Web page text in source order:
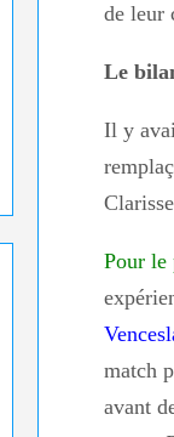
de leur
Le
Il y
Pour le
match
avant